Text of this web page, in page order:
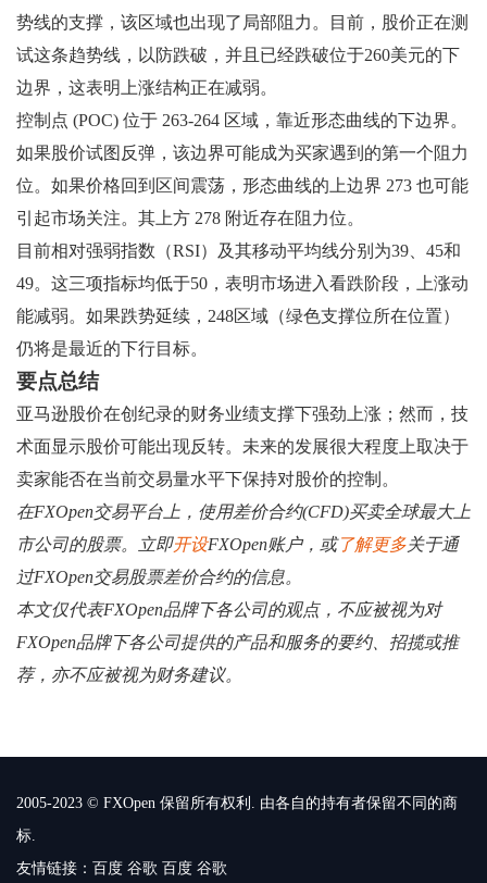
势线的支撑，该区域也出现了局部阻力。目前，股价正在测
试这条趋势线，以防跌破，并且已经跌破位于260美元的下
边界，这表明上涨结构正在减弱。
控制点 (POC) 位于 263-264 区域，靠近形态曲线的下边界。
如果股价试图反弹，该边界可能成为买家遇到的第一个阻力
位。如果价格回到区间震荡，形态曲线的上边界 273 也可能
引起市场关注。其上方 278 附近存在阻力位。
目前相对强弱指数（RSI）及其移动平均线分别为39、45和
49。这三项指标均低于50，表明市场进入看跌阶段，上涨动
能减弱。如果跌势延续，248区域（绿色支撑位所在位置）
仍将是最近的下行目标。
要点总结
亚马逊股价在创纪录的财务业绩支撑下强劲上涨；然而，技
术面显示股价可能出现反转。未来的发展很大程度上取决于
卖家能否在当前交易量水平下保持对股价的控制。
在FXOpen交易平台上，使用差价合约(CFD)买卖全球最大上
市公司的股票。立即开设FXOpen账户，或了解更多关于通
过FXOpen交易股票差价合约的信息。
本文仅代表FXOpen品牌下各公司的观点，不应被视为对
FXOpen品牌下各公司提供的产品和服务的要约、招揽或推
荐，亦不应被视为财务建议。
2005-2023 © FXOpen 保留所有权利. 由各自的持有者保留不同的商
标.
友情链接： 百度 谷歌 百度 谷歌